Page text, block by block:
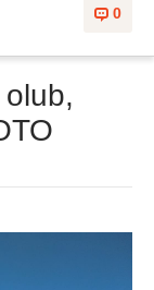
0